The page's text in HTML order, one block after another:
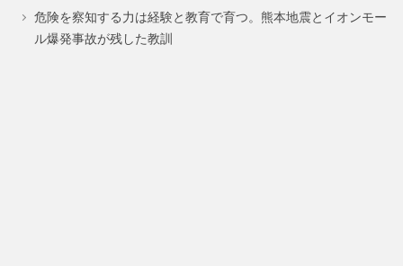
危険を察知する力は経験と教育で育つ。熊本地震とイオンモー
ル爆発事故が残した教訓